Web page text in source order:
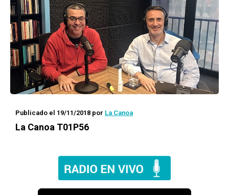
Publicado el 19/11/2018 por La Canoa
La Canoa T01P56